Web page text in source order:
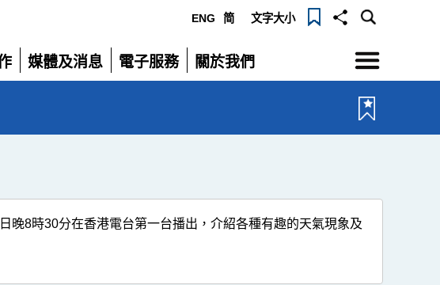
ENG 简 文字大小
媒體及消息
展
電子服務
展
關於我們
展
選
單
晚8時30分在香港電台第一台播出，介紹各種有趣的天氣現象及